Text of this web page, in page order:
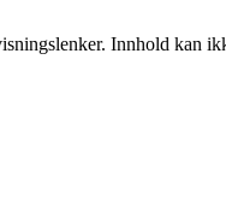
Innhold kan